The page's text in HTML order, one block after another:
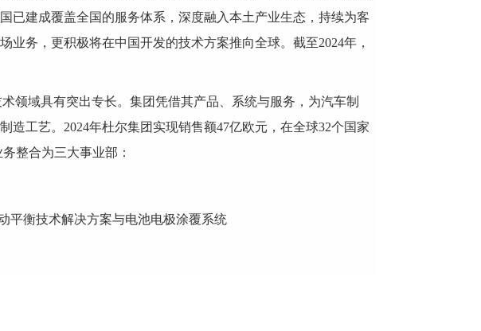
已建成覆盖全国的服务体系，深度融入本土产业生态，持续为客
务，更积极将在中国开发的技术方案推向全球。截至2024年，
域具有突出专长。集团凭借其产品、系统与服务，为汽车制
工艺。2024年杜尔集团实现销售额47亿欧元，在全球32个国家
整合为三大事业部：
衡技术解决方案与电池电极涂覆系统